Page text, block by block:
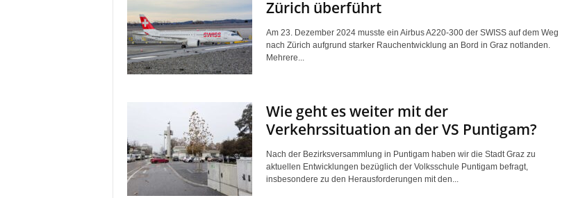
Zürich überführt
Am 23. Dezember 2024 musste ein Airbus A220-300 der SWISS auf dem Weg
nach Zürich aufgrund starker Rauchentwicklung an Bord in Graz notlanden.
Mehrere...
Wie geht es weiter mit der
Verkehrssituation an der VS Puntigam?
Nach der Bezirksversammlung in Puntigam haben wir die Stadt Graz zu
aktuellen Entwicklungen bezüglich der Volksschule Puntigam befragt,
insbesondere zu den Herausforderungen mit den...